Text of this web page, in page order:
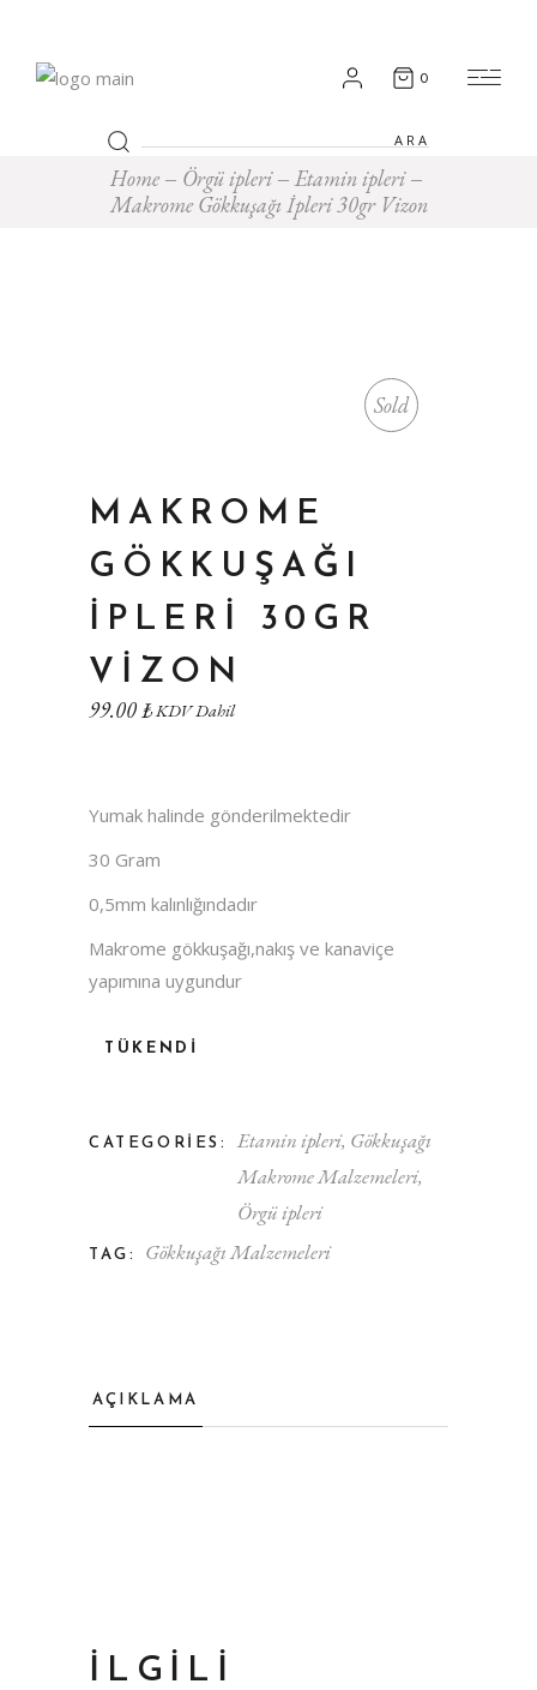
0
Search
for:
Home Örgü ipleri
Etamin ipleri
Makrome Gökkuşağı İpleri 30gr Vizon
Sold
MAKROME
GÖKKUŞAĞI
İPLERI 30GR
VIZON
99.00₺KDV Dahil
Yumak halinde gönderilmektedir
30 Gram
0,5mm kalınlığındadır
Makrome gökkuşağı,nakış ve kanaviçe
yapımına uygundur
TÜKENDI
CATEGORIES: Etamin ipleri, Gökkuşağı
Makrome Malzemeleri,
Örgü ipleri
TAG: Gökkuşağı Malzemeleri
AÇIKLAMA
İLGILI